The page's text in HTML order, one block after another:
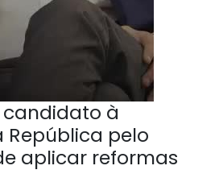
candidato à
República pelo
aplicar reformas